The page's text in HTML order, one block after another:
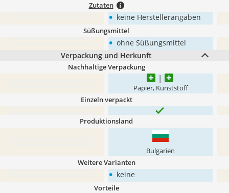
Zutaten
• keine Herstellerangaben
Süßungsmittel
• ohne Süßungsmittel
Verpackung und Herkunft
Nachhaltige Verpackung
Papier, Kunststoff
Einzeln verpackt
Produktionsland
‎Bulgarien
Weitere Varianten
• keine
Vorteile